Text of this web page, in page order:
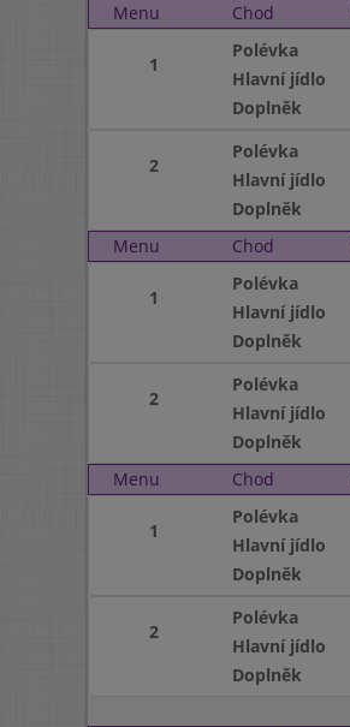
Menu
Chod
1
Polévka
Hlavní jídlo
Doplněk
2
Polévka
Hlavní jídlo
Doplněk
Menu
Chod
1
Polévka
Hlavní jídlo
Doplněk
2
Polévka
Hlavní jídlo
Doplněk
Menu
Chod
1
Polévka
Hlavní jídlo
Doplněk
2
Polévka
Hlavní jídlo
Doplněk